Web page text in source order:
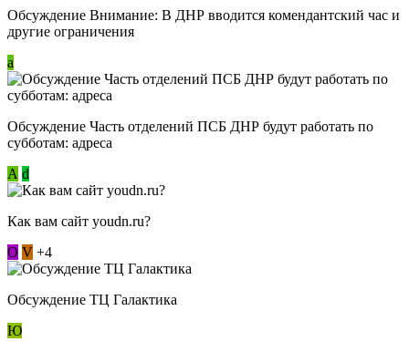
Обсуждение Внимание: В ДНР вводится комендантский час и
другие ограничения
a
Обсуждение Часть отделений ПСБ ДНР будут работать по
субботам: адреса
А d
Как вам сайт youdn.ru?
О V +4
Обсуждение ТЦ Галактика
Ю